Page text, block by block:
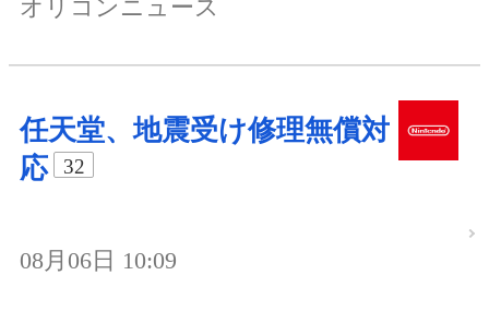
オリコンニュース
任天堂、地震受け修理無償対
応
32
08月06日 10:09